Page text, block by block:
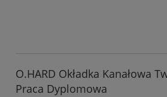
O.HARD Okładka Kanałowa
Praca Dyplomowa